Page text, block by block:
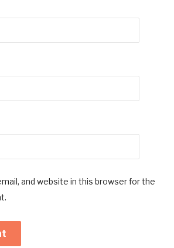
and website in this browser for the